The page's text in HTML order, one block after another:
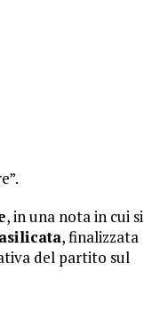
, in una nota in cui si
, finalizzata
del partito sul